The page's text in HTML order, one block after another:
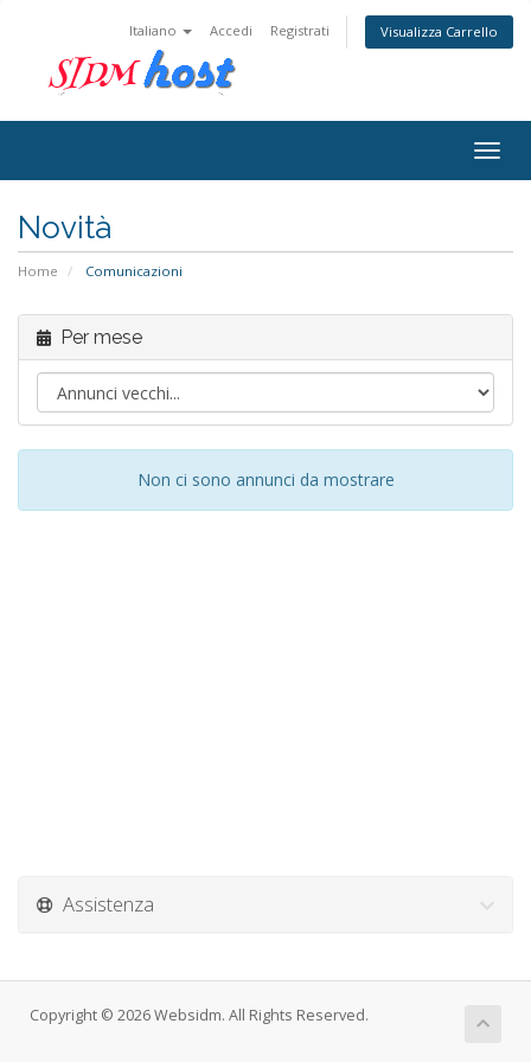
Italiano Accedi Registrati Visualizza Carrello
Novità
Home Comunicazioni
Per mese
Non ci sono annunci da mostrare
Assistenza
Copyright © 2026 Websidm. All Rights Reserved.